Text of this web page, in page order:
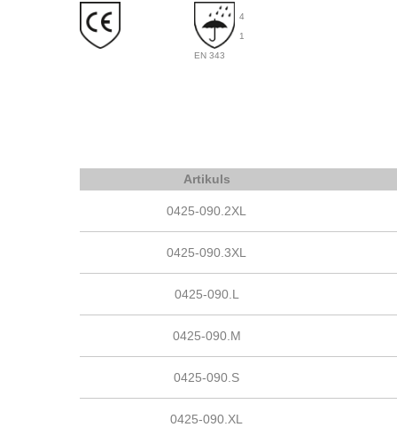
4
1
EN 343
Artikuls
0425-090.2XL
0425-090.3XL
0425-090.L
0425-090.M
0425-090.S
0425-090.XL